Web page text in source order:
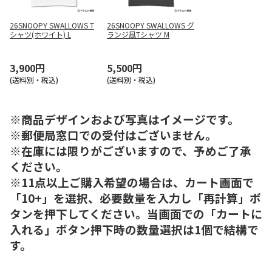
26SNOOPY SWALLOWS T
シャツ(ホワイト) L
3,900円
(送料別・税込)
26SNOOPY SWALLOWS グ
ランジ風Tシャツ M
5,500円
(送料別・税込)
※商品デザインおよび写真はイメージです。
※郵便局窓口での受付はございません。
※在庫には限りがございますので、予めご了承
ください。
※11点以上ご購入希望の場合は、カート画面で
「10+」を選択、必要数量を入力し「再計算」ボ
タンを押下してください。当画面での「カートに
入れる」ボタン押下時の数量選択は1個で結構で
す。